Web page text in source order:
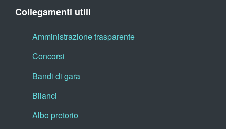
Collegamenti utili
Amministrazione trasparente
Concorsi
Bandi di gara
Bilanci
Albo pretorio